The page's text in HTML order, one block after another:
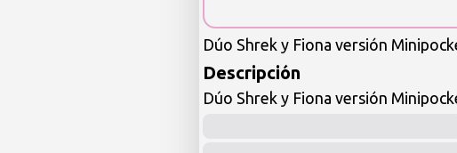
Dúo Shrek y Fiona versión
Descripción
Dúo Shrek y Fiona versión